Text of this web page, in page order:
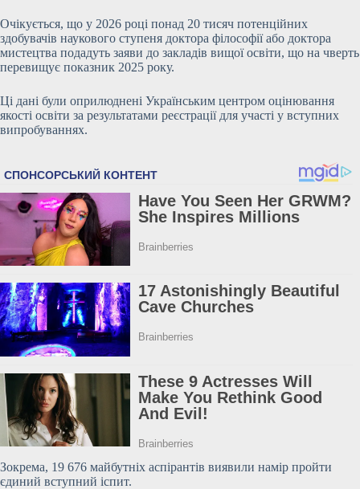
Очікується, що у 2026 році понад 20 тисяч потенційних
здобувачів наукового ступеня доктора філософії або доктора
мистецтва подадуть заяви до закладів вищої освіти, що на чверть
перевищує показник 2025 року.
Ці дані були оприлюднені Українським центром оцінювання
якості освіти за результатами реєстрації для участі у вступних
випробуваннях.
Зокрема, 19 676 майбутніх аспірантів виявили намір пройти
єдиний вступний іспит.